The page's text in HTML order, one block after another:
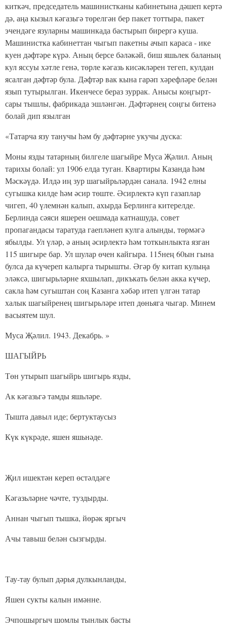
киткәч, председатель машинистканы кабинетына дәшеп кертә
дә, аңа кызыл кәгазьгә төрелгән бер пакет тоттыра, пакет
эчендәге язуларны машинкада бастырып бирергә куша.
Машинистка кабинеттан чыгып пакетны ачып караса - ике
куен дәфтәре күрә. Аның берсе бәләкәй, биш яшьлек баланың
кул яссуы хәтле генә, төрле кәгазь кисәкләрен тегеп, кулдан
ясалган дәфтәр була. Дәфтәр вак кына гарәп хәрефләре белән
язып тутырылган. Икенчесе бераз зуррак. Анысы коңгырт-
сары тышлы, фабрикада эшләнгән. Дәфтәрнең соңгы битенә
болай дип язылган
«Татарча язу танучы һәм бу дәфтәрне укучы дуска:
Моны язды татарның билгеле шагыйре Муса Җәлил. Аның
тарихы болай: ул 1906 елда туган. Квартиры Казанда һәм
Мәскәүдә. Илдә иң зур шагыйрьләрдән санала. 1942 елны
сугышка килде һәм әсир төште. Әсирлектә күп газаплар
чигеп, 40 үлемнән калып, ахырда Берлинга китерелде.
Берлинда сәяси яшерен оешмада катнашуда, совет
пропагандасы таратуда гаепләнеп кулга алынды, төрмәгә
ябылды. Ул үләр, ә аның әсирлектә һәм тоткынлыкта язган
115 шигыре бар. Ул шулар өчен кайгыра. 115нең 60ын гына
булса да күчереп калырга тырышты. Әгәр бу китап кулыңа
эләксә, шигырьләрне яхшылап, дикъкать белән акка күчер,
сакла һәм сугыштан соң Казанга хәбәр итеп үлгән татар
халык шагыйренең шигырьләре итеп дөньяга чыгар. Минем
васыятем шул.
Муса Җәлил. 1943. Декабрь. »
ШАГЫЙРЬ
Төн утырып шагыйрь шигырь язды,
Ак кәгазьгә тамды яшьләре.
Тышта давыл иде; бертуктаусыз
Күк күкрәде, яшен яшьнәде.
Җил ишектән кереп өстәлдәге
Кәгазьләрне чәчте, туздырды.
Аннан чыгып тышка, йөрәк яргыч
Ачы тавыш белән сызгырды.
Тау-тау булып дәрья дулкынланды,
Яшен сукты калын имәнне.
Эчпошыргыч шомлы тынлык басты